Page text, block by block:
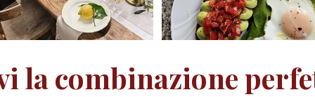
la combinazione